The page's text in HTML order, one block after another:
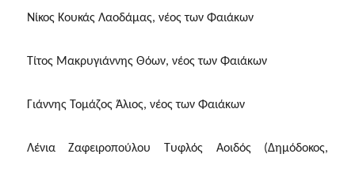
Νίκος Κουκάς Λαοδάμας, νέος των Φαιάκων
Τίτος Μακρυγιάννης Θόων, νέος των Φαιάκων
Γιάννης Τομάζος Άλιος, νέος των Φαιάκων
Λένια Ζαφειροπούλου Τυφλός Αοιδός (Δημόδοκος,